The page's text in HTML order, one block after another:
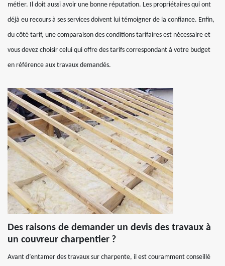
métier. Il doit aussi avoir une bonne réputation. Les propriétaires qui ont
déjà eu recours à ses services doivent lui témoigner de la confiance. Enfin,
du côté tarif, une comparaison des conditions tarifaires est nécessaire et
vous devez choisir celui qui offre des tarifs correspondant à votre budget
en référence aux travaux demandés.
Des raisons de demander un devis des travaux à
un couvreur charpentier ?
Avant d’entamer des travaux sur charpente, il est couramment conseillé